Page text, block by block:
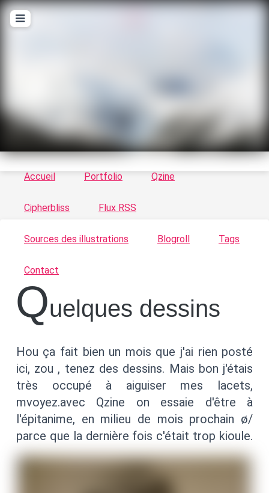
Le vortex à chats - Illustrations, trucs en tout
genre par Tykayn
Accueil Portfolio Qzine
Cipherbliss Flux RSS
Sources des illustrations Blogroll Tags
Contact
quelques dessins
Hou ça fait bien un mois que j'ai rien posté
ici, zou , tenez des dessins. Mais bon j'étais
très occupé à aiguiser mes lacets,
mvoyez.avec Qzine on essaie d'être à
l'épitanime, en milieu de mois prochain ø/
parce que la dernière fois c'était trop kioule.